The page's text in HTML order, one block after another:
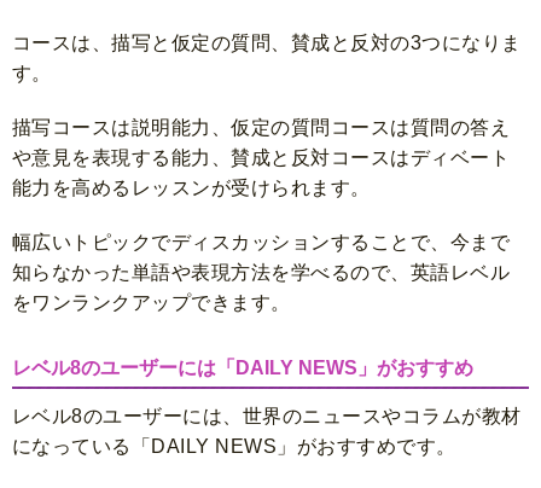
コースは、描写と仮定の質問、賛成と反対の3つになりま
す。
描写コースは説明能力、仮定の質問コースは質問の答え
や意見を表現する能力、賛成と反対コースはディベート
能力を高めるレッスンが受けられます。
幅広いトピックでディスカッションすることで、今まで
知らなかった単語や表現方法を学べるので、英語レベル
をワンランクアップできます。
レベル8のユーザーには「DAILY NEWS」がおすすめ
レベル8のユーザーには、世界のニュースやコラムが教材
になっている「DAILY NEWS」がおすすめです。